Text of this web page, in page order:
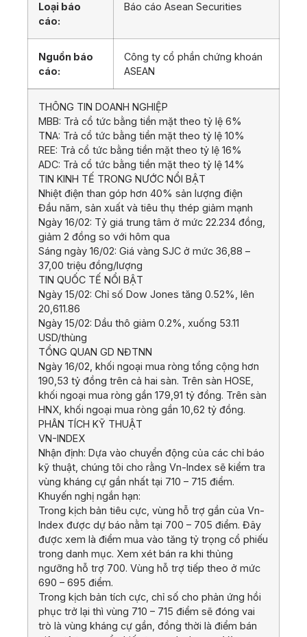
Loại báo
cáo:
Báo cáo Asean Securities
Nguồn báo
cáo:
Công ty cổ phần chứng khoán
ASEAN
THÔNG TIN DOANH NGHIỆP
MBB: Trả cổ tức bằng tiền mặt theo tỷ lệ 6%
TNA: Trả cổ tức bằng tiền mặt theo tỷ lệ 10%
REE: Trả cổ tức bằng tiền mặt theo tỷ lệ 16%
ADC: Trả cổ tức bằng tiền mặt theo tỷ lệ 14%
TIN KINH TẾ TRONG NƯỚC NỔI BẬT
Nhiệt điện than góp hơn 40% sản lượng điện
Đầu năm, sản xuất và tiêu thụ thép giảm mạnh
Ngày 16/02: Tỷ giá trung tâm ở mức 22.234 đồng,
giảm 2 đồng so với hôm qua
Sáng ngày 16/02: Giá vàng SJC ở mức 36,88 –
37,00 triệu đồng/lượng
TIN QUỐC TẾ NỔI BẬT
Ngày 15/02: Chỉ số Dow Jones tăng 0.52%, lên
20,611.86
Ngày 15/02: Dầu thô giảm 0.2%, xuống 53.11
USD/thùng
TỔNG QUAN GD NĐTNN
Ngày 16/02, khối ngoại mua ròng tổng cộng hơn
190,53 tỷ đồng trên cả hai sàn. Trên sàn HOSE,
khối ngoại mua ròng gần 179,91 tỷ đồng. Trên sàn
HNX, khối ngoại mua ròng gần 10,62 tỷ đồng.
PHÂN TÍCH KỸ THUẬT
VN-INDEX
Nhận định: Dựa vào chuyển động của các chỉ báo
kỹ thuật, chúng tôi cho rằng Vn-Index sẽ kiểm tra
vùng kháng cự gần nhất tại 710 – 715 điểm.
Khuyến nghị ngắn hạn:
Trong kịch bản tiêu cực, vùng hỗ trợ gần của Vn-
Index được dự báo nằm tại 700 – 705 điểm. Đây
được xem là điểm mua vào tăng tỷ trọng cổ phiếu
trong danh mục. Xem xét bán ra khi thủng
ngưỡng hỗ trợ 700. Vùng hỗ trợ tiếp theo ở mức
690 – 695 điểm.
Trong kịch bản tích cực, chỉ số cho phản ứng hồi
phục trở lại thì vùng 710 – 715 điểm sẽ đóng vai
trò là vùng kháng cự gần, đồng thời là điểm bán